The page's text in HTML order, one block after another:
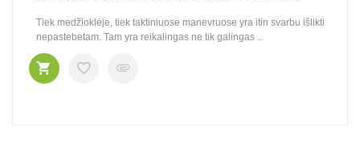
Tiek medžioklėje, tiek taktiniuose manevruose yra itin svarbu išlikti
nepastebėtam. Tam yra reikalingas ne tik galingas ..